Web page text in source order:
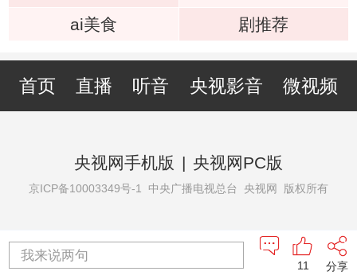
ai美食
剧推荐
首页 直播 听音 央视影音 微视频
央视网手机版 | 央视网PC版
京ICP备10003349号-1 中央广播电视总台 央视网 版权所有
我来说两句
分享
11